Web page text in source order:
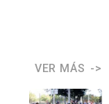
VER MÁS